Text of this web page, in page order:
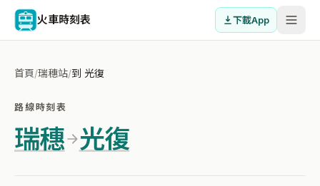
火車時刻表 下載App
首頁/瑞穗站/到 光復
路線時刻表
瑞穗 光復